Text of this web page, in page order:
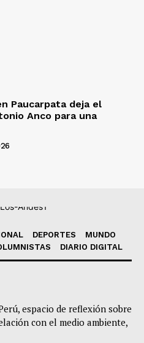
Paucarpata deja el
Anco para una
DEPORTES
MUNDO
DIARIO DIGITAL
espacio de reflexión sobre
con el medio ambiente,